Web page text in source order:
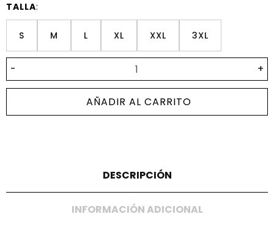
TALLA:
S M L XL XXL 3XL
- +
AÑADIR AL CARRITO
DESCRIPCIÓN
INFORMACIÓN ADICIONAL